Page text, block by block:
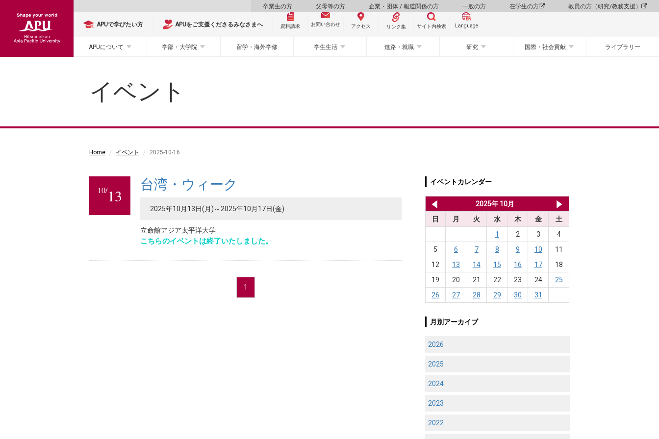
卒業生の方 父母等の方 企業・団体 / 報道関係の方 一般の方 在学生の方 教員の方（研究/教務支援）
APUで学びたい方 APUをご支援くださるみなさまへ 資料請求 お問い合わせ アクセス リンク集 サイト内検索 Language
APUについて 学部・大学院 留学・海外学修 学生生活 進路・就職 研究 国際・社会貢献 ライブラリー
イベント
Home イベント 2025-10-16
10/13
台湾・ウィーク
2025年10月13日(月)～2025年10月17日(金)
立命館アジア太平洋大学
こちらのイベントは終了いたしました。
1
イベントカレンダー
2025年 10月
日
月 火 水 木 金
土
1
2 3
4
5
6 7 8 9 10
11
12
13 14 15 16 17
18
19
20 21 22 23 24
25
26
27 28 29 30 31
月別アーカイブ
2026
2025
2024
2023
2022